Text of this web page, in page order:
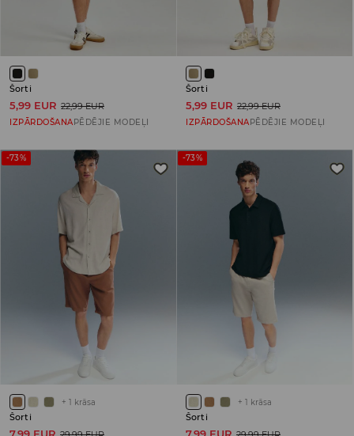
Šorti
5,99 EUR 22,99 EUR
IZPĀRDOŠANA PĒDĒJIE MODEĻI
Šorti
5,99 EUR 22,99 EUR
IZPĀRDOŠANA PĒDĒJIE MODEĻI
-73%
+ 1 krāsa
Šorti
7,99 EUR
-73%
+ 1 krāsa
Šorti
7,99 EUR